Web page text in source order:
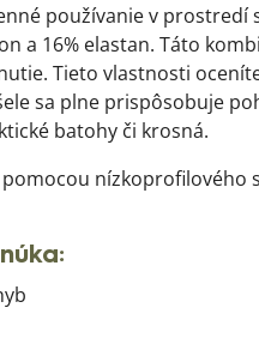
používanie v
a 16% elastan. Táto
Tieto vlastnosti
sa plne prispôsobuje
batohy či krosná.